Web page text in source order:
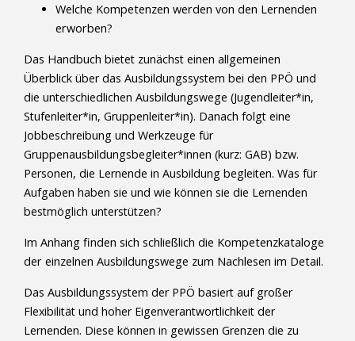
Welche Kompetenzen werden von den Lernenden
erworben?
Das Handbuch bietet zunächst einen allgemeinen
Überblick über das Ausbildungssystem bei den PPÖ und
die unterschiedlichen Ausbildungswege (Jugendleiter*in,
Stufenleiter*in, Gruppenleiter*in). Danach folgt eine
Jobbeschreibung und Werkzeuge für
Gruppenausbildungsbegleiter*innen (kurz: GAB) bzw.
Personen, die Lernende in Ausbildung begleiten. Was für
Aufgaben haben sie und wie können sie die Lernenden
bestmöglich unterstützen?
Im Anhang finden sich schließlich die Kompetenzkataloge
der einzelnen Ausbildungswege zum Nachlesen im Detail.
Das Ausbildungssystem der PPÖ basiert auf großer
Flexibilität und hoher Eigenverantwortlichkeit der
Lernenden. Diese können in gewissen Grenzen die zu